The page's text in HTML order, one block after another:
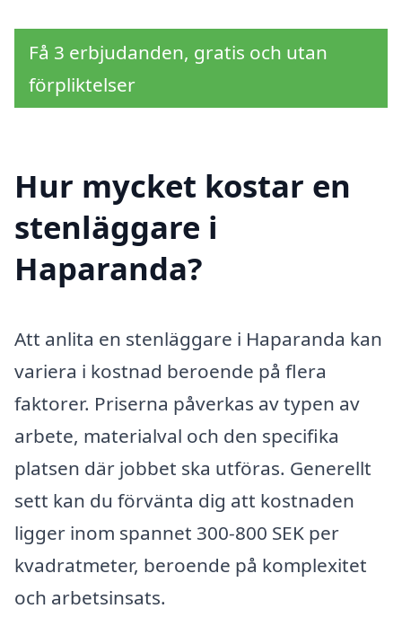
Få 3 erbjudanden, gratis och utan
förpliktelser
Hur mycket kostar en
stenläggare i
Haparanda?
Att anlita en stenläggare i Haparanda kan
variera i kostnad beroende på flera
faktorer. Priserna påverkas av typen av
arbete, materialval och den specifika
platsen där jobbet ska utföras. Generellt
sett kan du förvänta dig att kostnaden
ligger inom spannet 300-800 SEK per
kvadratmeter, beroende på komplexitet
och arbetsinsats.